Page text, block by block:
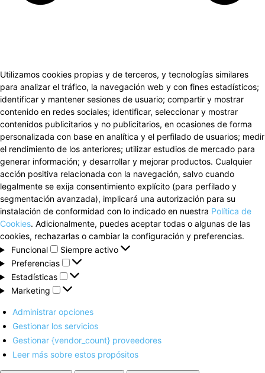
Utilizamos cookies propias y de terceros, y tecnologías similares
para analizar el tráfico, la navegación web y con fines estadísticos;
identificar y mantener sesiones de usuario; compartir y mostrar
contenido en redes sociales; identificar, seleccionar y mostrar
contenidos publicitarios y no publicitarios, en ocasiones de forma
personalizada con base en analítica y el perfilado de usuarios; medir
el rendimiento de los anteriores; utilizar estudios de mercado para
generar información; y desarrollar y mejorar productos. Cualquier
acción positiva relacionada con la navegación, salvo cuando
legalmente se exija consentimiento explícito (para perfilado y
segmentación avanzada), implicará una autorización para su
instalación de conformidad con lo indicado en nuestra Política de
Cookies. Adicionalmente, puedes aceptar todas o algunas de las
cookies, rechazarlas o cambiar la configuración y preferencias.
Funcional
Funcional
Siempre activo
Preferencias
Preferencias
Estadísticas
Estadísticas
Marketing
Marketing
Administrar opciones
Gestionar los servicios
Gestionar {vendor_count} proveedores
Leer más sobre estos propósitos